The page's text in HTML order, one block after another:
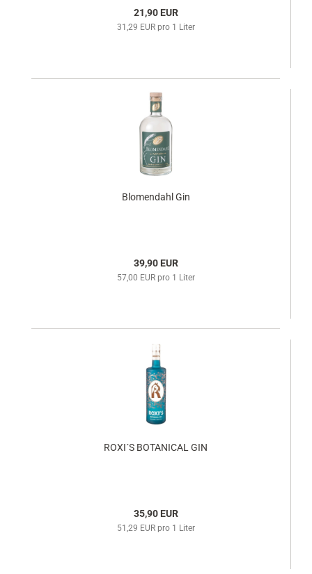
21,90 EUR
31,29 EUR pro 1 Liter
Blomendahl Gin
39,90 EUR
57,00 EUR pro 1 Liter
ROXI´S BOTANICAL GIN
35,90 EUR
51,29 EUR pro 1 Liter